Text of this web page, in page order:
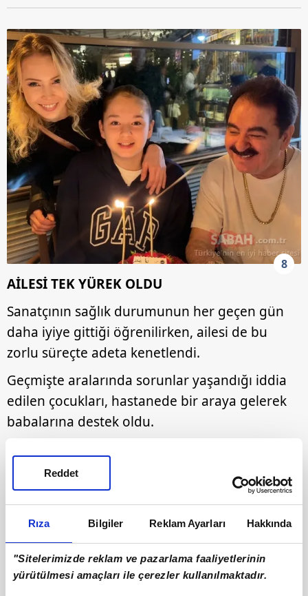
Rıza Bilgiler Reklam Ayarları Hakkında
"Sitelerimizde reklam ve pazarlama faaliyetlerinin
yürütülmesi amaçları ile çerezler kullanılmaktadır.
Reddet
8
AİLESİ TEK YÜREK OLDU
Sanatçının sağlık durumunun her geçen gün
daha iyiye gittiği öğrenilirken, ailesi de bu
zorlu süreçte adeta kenetlendi.
Geçmişte aralarında sorunlar yaşandığı iddia
edilen çocukları, hastanede bir araya gelerek
babalarına destek oldu.
dünyaya gelen kızı Elif Ada Tatlıses ise yaptığı
paylaşımla yürekleri sızlattı.